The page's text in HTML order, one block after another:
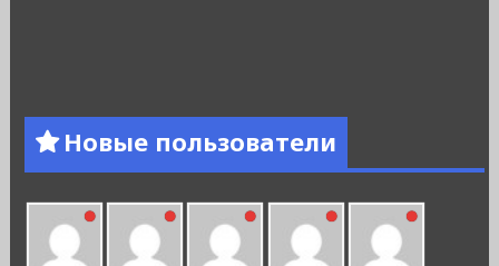
Новые пользователи